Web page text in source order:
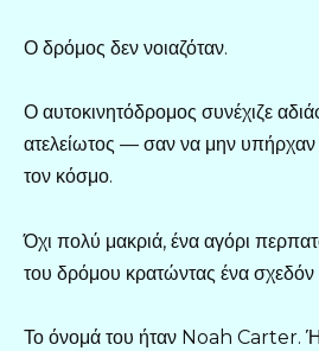
Ο δρόμος δεν νοιαζόταν.
Ο αυτοκινητόδρομος συνέχιζε
ατελείωτος — σαν να μην
τον κόσμο.
Όχι πολύ μακριά, ένα αγόρι
του δρόμου κρατώντας ένα σχεδόν
Το όνομά του ήταν Noah Carter.